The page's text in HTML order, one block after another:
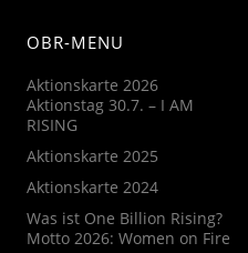
OBR-MENU
Aktionskarte 2026
Aktionstag 30.7. – I AM
RISING
Aktionskarte 2025
Aktionskarte 2024
Was ist One Billion Rising?
Motto 2026: Women on Fire